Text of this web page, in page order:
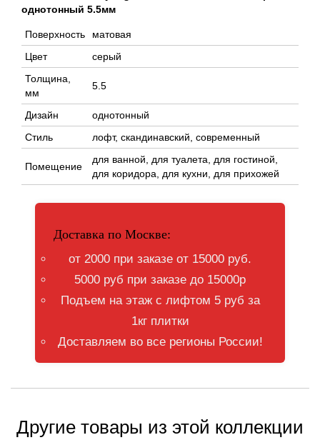
однотонный 5.5мм
Поверхность
матовая
Цвет
серый
Толщина,
мм
5.5
Дизайн
однотонный
Стиль
лофт, скандинавский, современный
Помещение
для ванной, для туалета, для гостиной,
для коридора, для кухни, для прихожей
Доставка по Москве:
от 2000 при заказе от 15000 руб.
5000 руб при заказе до 15000р
Подъем на этаж с лифтом 5 руб за
1кг плитки
Доставляем во все регионы России!
Другие товары из этой коллекции